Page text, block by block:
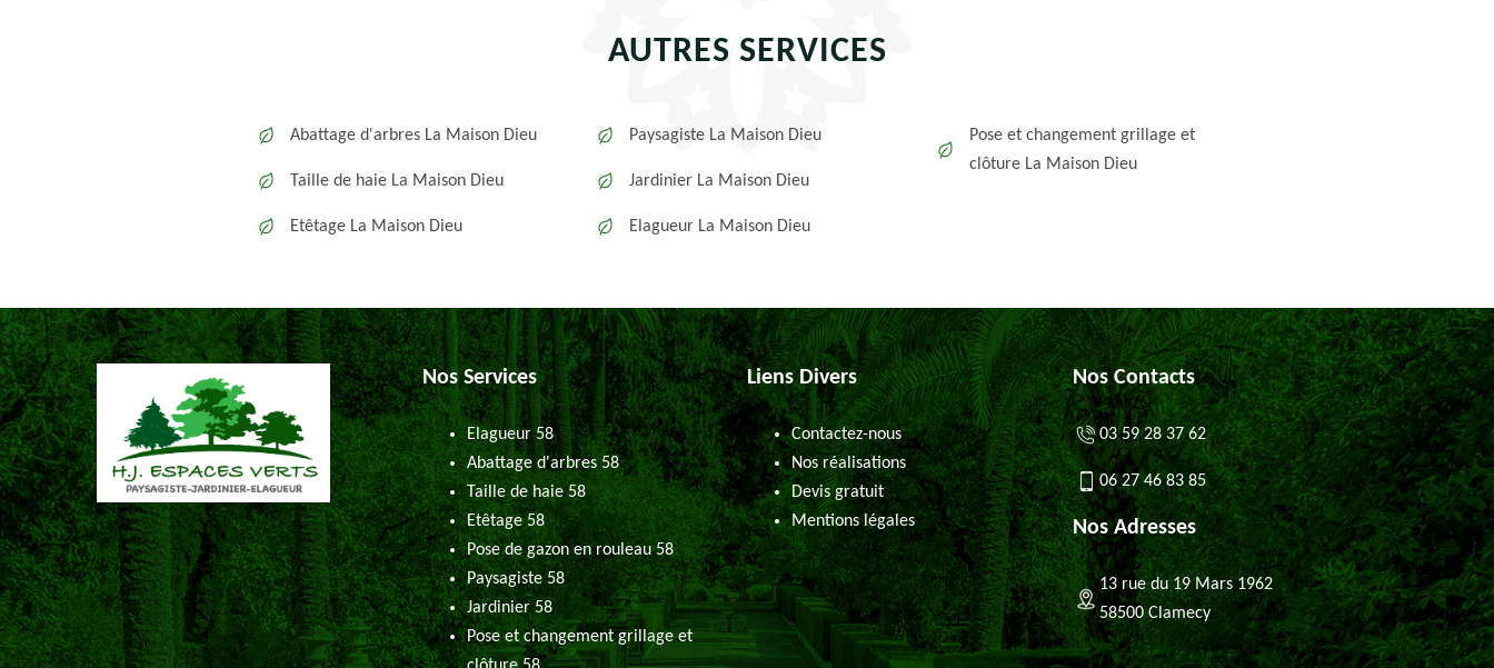
AUTRES SERVICES
Abattage d'arbres La Maison Dieu
Taille de haie La Maison Dieu
Etêtage La Maison Dieu
Paysagiste La Maison Dieu
Jardinier La Maison Dieu
Elagueur La Maison Dieu
Pose et changement grillage et
clôture La Maison Dieu
Nos Services
Elagueur 58
Abattage d'arbres 58
Taille de haie 58
Etêtage 58
Pose de gazon en rouleau 58
Paysagiste 58
Jardinier 58
Pose et changement grillage et
Liens Divers
Contactez-nous
Nos réalisations
Devis gratuit
Mentions légales
Nos Contacts
03 59 28 37 62
06 27 46 83 85
Nos Adresses
13 rue du 19 Mars 1962
58500 Clamecy